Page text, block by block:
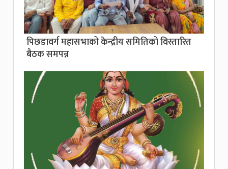
पिछडावर्ग महासभाको केन्द्रीय समितिको विस्तारित
बैठक समपन्न